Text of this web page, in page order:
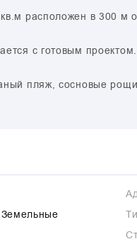
расположен в 300 м
с готовым проектом.
пляж, сосновые
Земельные